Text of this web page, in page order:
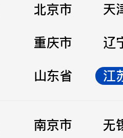
北京市
天
重庆市
辽
山东省
江
南京市
无